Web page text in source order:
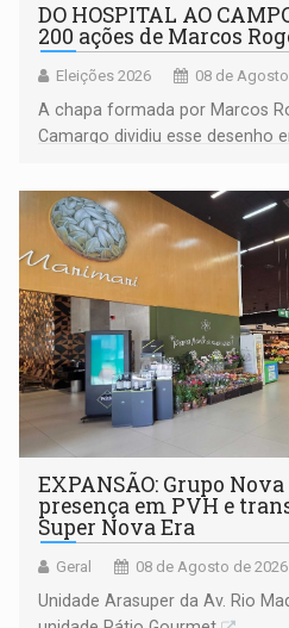
DO HOSPITAL AO
200 ações de Marcos
Eleições 2026 08 de
A chapa formada por Marcos
Camargo dividiu esse desenho
EXPANSÃO: Grupo
presença em PVH e
Super Nova Era
Geral 08 de Agosto de
Unidade Arasuper da Av. Rio